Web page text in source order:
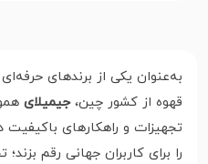
به‌عنوان یکی از برندهای
قهوه از کشور چین،جیمیلای
تجهیزات و راهکارهای باکیفیت
را برای کاربران جهانی رقم